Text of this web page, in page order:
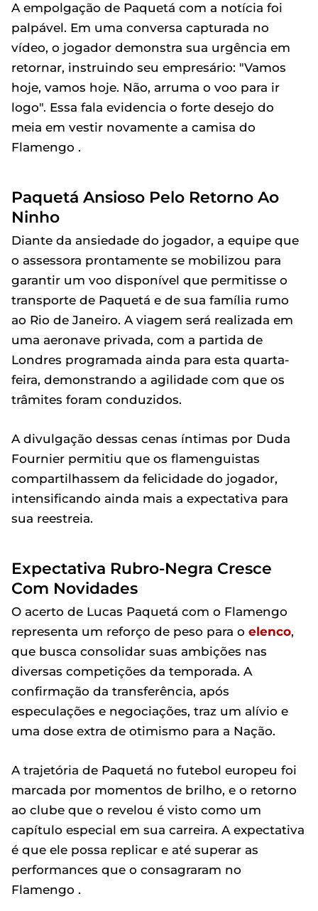
A empolgação de Paquetá com a notícia foi
palpável. Em uma conversa capturada no
vídeo, o jogador demonstra sua urgência em
retornar, instruindo seu empresário: "Vamos
hoje, vamos hoje. Não, arruma o voo para ir
logo". Essa fala evidencia o forte desejo do
meia em vestir novamente a camisa do
Flamengo .
Paquetá Ansioso Pelo Retorno Ao
Ninho
Diante da ansiedade do jogador, a equipe que
o assessora prontamente se mobilizou para
garantir um voo disponível que permitisse o
transporte de Paquetá e de sua família rumo
ao Rio de Janeiro. A viagem será realizada em
uma aeronave privada, com a partida de
Londres programada ainda para esta quarta-
feira, demonstrando a agilidade com que os
trâmites foram conduzidos.
A divulgação dessas cenas íntimas por Duda
Fournier permitiu que os flamenguistas
compartilhassem da felicidade do jogador,
intensificando ainda mais a expectativa para
sua reestreia.
Expectativa Rubro-Negra Cresce
Com Novidades
O acerto de Lucas Paquetá com o Flamengo
representa um reforço de peso para o elenco,
que busca consolidar suas ambições nas
diversas competições da temporada. A
confirmação da transferência, após
especulações e negociações, traz um alívio e
uma dose extra de otimismo para a Nação.
A trajetória de Paquetá no futebol europeu foi
marcada por momentos de brilho, e o retorno
ao clube que o revelou é visto como um
capítulo especial em sua carreira. A expectativa
é que ele possa replicar e até superar as
performances que o consagraram no
Flamengo .